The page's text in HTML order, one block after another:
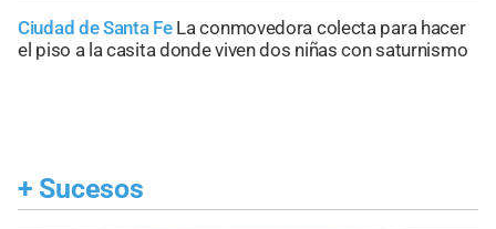
Ciudad de Santa Fe La conmovedora colecta para hacer
el piso a la casita donde viven dos niñas con saturnismo
+ Sucesos